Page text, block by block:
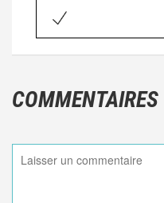
COMMENTAIRES